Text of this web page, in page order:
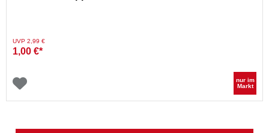
Preis reduziert von
UVP 2,99 €auf
1,00 €*
nur im
Markt